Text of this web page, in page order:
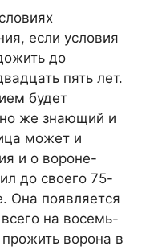
если условия
до
пять лет.
будет
же знающий и
может и
и о вороне-
до своего 75-
Она появляется
на восемь-
ворона в